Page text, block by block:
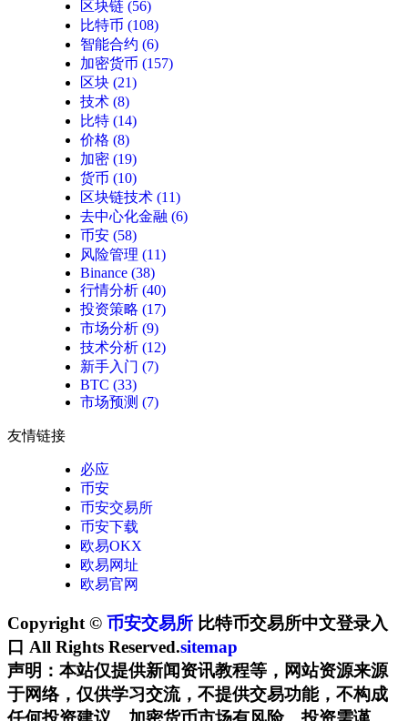
区块链 (56)
比特币 (108)
智能合约 (6)
加密货币 (157)
区块 (21)
技术 (8)
比特 (14)
价格 (8)
加密 (19)
货币 (10)
区块链技术 (11)
去中心化金融 (6)
币安 (58)
风险管理 (11)
Binance (38)
行情分析 (40)
投资策略 (17)
市场分析 (9)
技术分析 (12)
新手入门 (7)
BTC (33)
市场预测 (7)
友情链接
必应
币安
币安交易所
币安下载
欧易OKX
欧易网址
欧易官网
Copyright © 币安交易所 比特币交易所中文登录入
口 All Rights Reserved.sitemap
声明：本站仅提供新闻资讯教程等，网站资源来源
于网络，仅供学习交流，不提供交易功能，不构成